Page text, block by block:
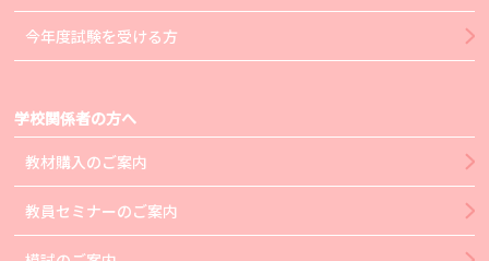
今年度試験を受ける方
学校関係者の方へ
教材購入のご案内
教員セミナーのご案内